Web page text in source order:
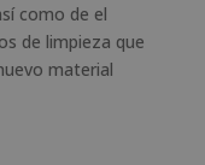
como de el
de limpieza que
material